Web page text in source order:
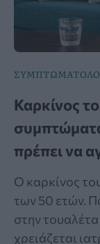
Καρκίνος
πρέπει να
Ο καρκίνος
των 50 ετών.
στην
χρειάζεται